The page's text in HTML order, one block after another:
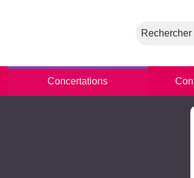
Rechercher
Concertations